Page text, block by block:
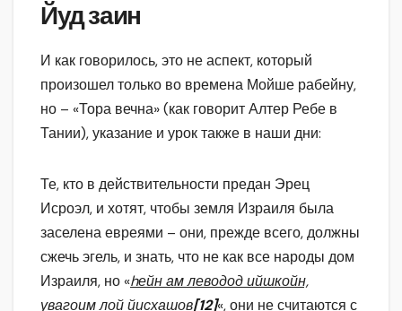
Йуд заин
И как говорилось, это не аспект, который
произошел только во времена Мойше рабейну,
но – «Тора вечна» (как говорит Алтер Ребе в
Тании), указание и урок также в наши дни:
Те, кто в действительности предан Эрец
Исроэл, и хотят, чтобы земля Израиля была
заселена евреями – они, прежде всего, должны
сжечь эгель, и знать, что не как все народы дом
Израиля, но «hейн ам леводод ийшкойн,
увагоим лой йисхашов[12]«, они не считаются с